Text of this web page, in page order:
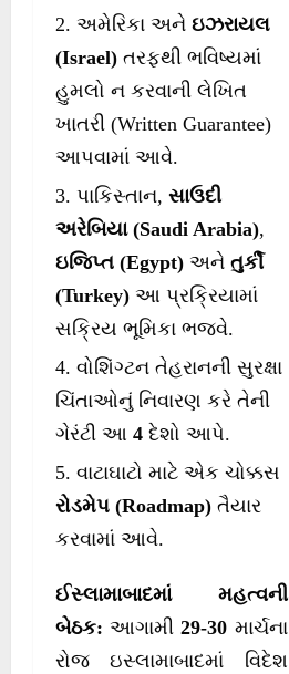
અમેરિકા અને ઇઝરાયલ
(Israel) તરફથી ભવિષ્યમાં
હુમલો ન કરવાની લેખિત
ખાતરી (Written Guarantee)
આપવામાં આવે.
પાકિસ્તાન, સાઉદી
અરેબિયા (Saudi Arabia),
ઇજિપ્ત (Egypt) અને તુર્કી
(Turkey) આ પ્રક્રિયામાં
સક્રિય ભૂમિકા ભજવે.
વોશિંગ્ટન તેહરાનની સુરક્ષા
ચિંતાઓનું નિવારણ કરે તેની
ગેરંટી આ 4 દેશો આપે.
વાટાઘાટો માટે એક ચોક્કસ
રોડમેપ (Roadmap) તૈયાર
કરવામાં આવે.
ઈસ્લામાબાદમાં મહત્વની
બેઠક: આગામી29-30 માર્ચના
રોજ ઇસ્લામાબાદમાં વિદેશ